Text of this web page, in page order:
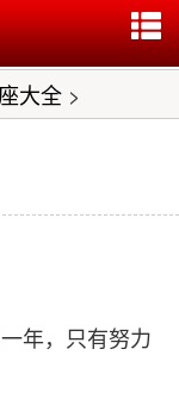
大全 >
年，只有努力